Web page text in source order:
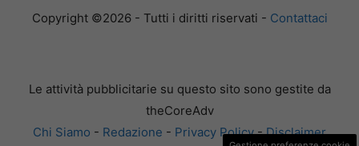
Copyright ©2026 - Tutti i diritti riservati - Contattaci
Le attività pubblicitarie su questo sito sono gestite da
theCoreAdv
Chi Siamo - Redazione - Privacy Policy-Disclaimer